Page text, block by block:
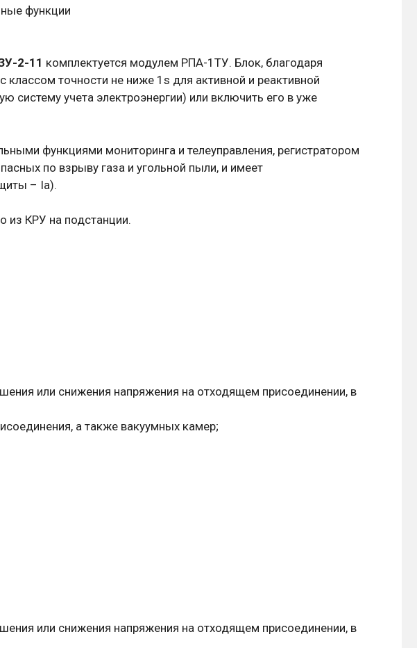
функции
2-11 комплектуется модулем РПA-1ТУ. Блок, благодаря
точности не ниже 1s для активной и реактивной
систему учета электроэнергии) или включить его в уже
функциями мониторинга и телеуправления, регистратором
по взрыву газа и угольной пыли, и имеет
– Ia).
из КРУ на подстанции.
или снижения напряжения на отходящем присоединении, в
а также вакуумных камер;
или снижения напряжения на отходящем присоединении, в